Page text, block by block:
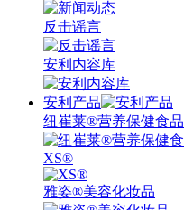
反击谣言
安利内容库
安利产品
纽崔莱®营养保健食品
XS®
雅姿®美容化妆品